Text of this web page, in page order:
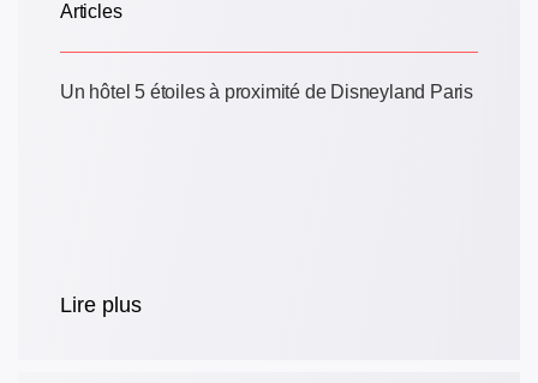
Articles
Un hôtel 5 étoiles à proximité de Disneyland Paris
Lire plus